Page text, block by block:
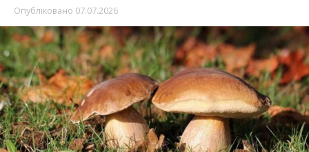
Опубліковано 07.07.2026